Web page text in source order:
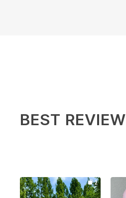
BEST REVIEW